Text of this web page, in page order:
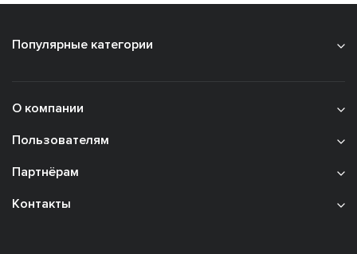
Популярные категории
О компании
Пользователям
Партнёрам
Контакты